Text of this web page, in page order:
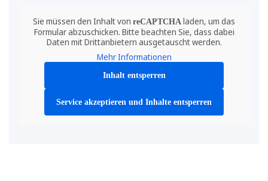
Sie müssen den Inhalt von reCAPTCHA laden, um das
Formular abzuschicken. Bitte beachten Sie, dass dabei
Daten mit Drittanbietern ausgetauscht werden.
Mehr Informationen
Inhalt entsperren
Service akzeptieren und Inhalte entsperren